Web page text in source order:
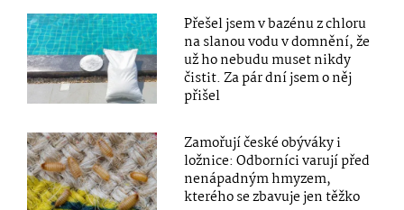
Přešel jsem v bazénu z chloru
na slanou vodu v domnění, že
už ho nebudu muset nikdy
čistit. Za pár dní jsem o něj
přišel
Zamořují české obýváky i
ložnice: Odborníci varují před
nenápadným hmyzem,
kterého se zbavuje jen těžko